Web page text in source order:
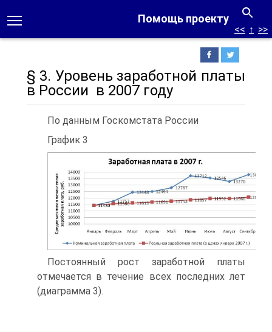
Помощь проекту
<< ↑ >>
§ 3. Уровень заработной платы
в России в 2007 году
По данным Госкомстата России
График 3
Постоянный рост заработной платы
отмечается в течение всех последних лет
(диаграмма 3).